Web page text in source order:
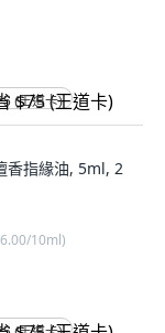
(王道卡)
香指緣油, 5ml, 2
10ml)